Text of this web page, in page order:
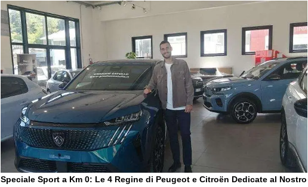
Speciale Sport a Km 0: Le 4 Regine di Peugeot e Citroën Dedicate al Nostro